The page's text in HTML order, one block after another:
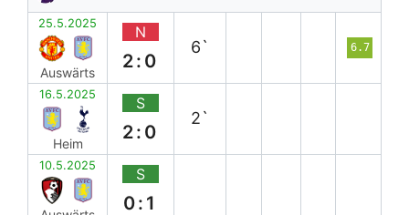
25.5.2025
Auswärts
N
2:0
6` 6.7
16.5.2025
Heim
S
2:0
2`
10.5.2025 S
0:1